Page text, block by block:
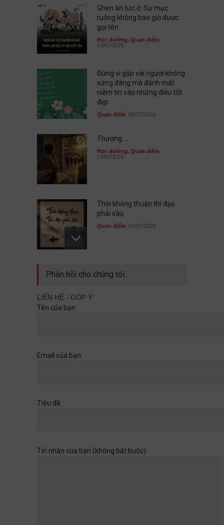
Ghen ăn tức ở: Sự mục
ruỗng không bao giờ được
gọi tên
Học đường, Quan điểm
13/07/2026
Đừng vì gặp vài người không
xứng đáng mà đánh mất
niềm tin vào những điều tốt
đẹp
Quan điểm 09/07/2026
Thương ...
Học đường, Quan điểm
04/07/2026
Thời không thuận thì đạo
phải sâu
Quan điểm 01/07/2026
Sau cùng, mình đã không đi
cùng nhau
Phản hồi cho chúng tôi
LIÊN HỆ - GÓP Ý
Tên của bạn
Email của bạn
Tiêu đề:
Tin nhắn của bạn (không bắt buộc)